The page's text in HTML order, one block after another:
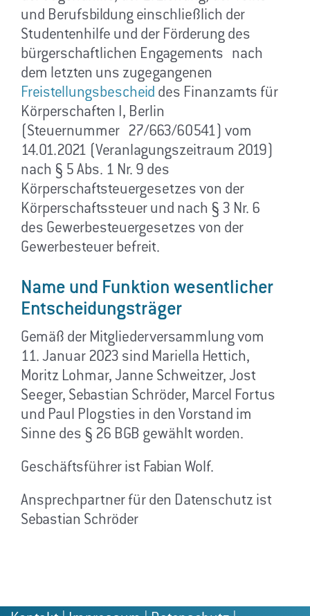
und Berufsbildung einschließlich der
Studentenhilfe und der Förderung des
bürgerschaftlichen Engagements nach
dem letzten uns zugegangenen
Freistellungsbescheid des Finanzamts für
Körperschaften I, Berlin
(Steuernummer 27/663/60541) vom
14.01.2021 (Veranlagungszeitraum 2019)
nach § 5 Abs. 1 Nr. 9 des
Körperschaftsteuergesetzes von der
Körperschaftssteuer und nach § 3 Nr. 6
des Gewerbesteuergesetzes von der
Gewerbesteuer befreit.
Name und Funktion wesentlicher
Entscheidungsträger
Gemäß der Mitgliederversammlung vom
11. Januar 2023 sind Mariella Hettich,
Moritz Lohmar, Janne Schweitzer, Jost
Seeger, Sebastian Schröder, Marcel Fortus
und Paul Plogsties in den Vorstand im
Sinne des § 26 BGB gewählt worden.
Geschäftsführer ist Fabian Wolf.
Ansprechpartner für den Datenschutz ist
Sebastian Schröder